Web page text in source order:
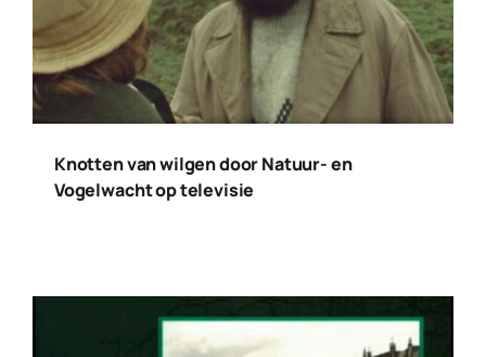
Knotten van wilgen door Natuur- en
Vogelwacht op televisie